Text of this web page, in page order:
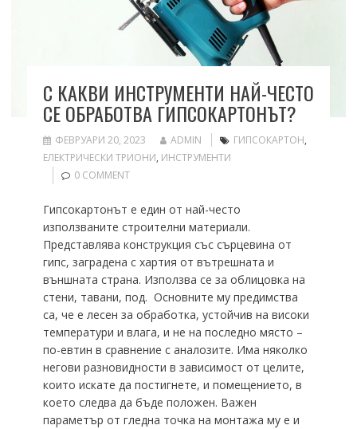
С КАКВИ ИНСТРУМЕНТИ НАЙ-ЧЕСТО
СЕ ОБРАБОТВА ГИПСОКАРТОНЪТ?
ФЕВРУАРИ 20, 2023 ADMIN ГИПСОКАРТОН,
ЕЛЕКТРИЧЕСКИ ТРИОНИ, ИНСТРУМЕНТИ
0 COMMENT
Гипсокартонът е един от най-често
използваните строителни материали.
Представлява конструкция със сърцевина от
гипс, заградена с хартия от вътрешната и
външната страна. Използва се за облицовка на
стени, тавани, под. Основните му предимства
са, че е лесен за обработка, устойчив на високи
температури и влага, и не на последно място –
по-евтин в сравнение с аналозите. Има няколко
негови разновидности в зависимост от целите,
които искате да постигнете, и помещението, в
което следва да бъде положен. Важен
параметър от гледна точка на монтажа му е и